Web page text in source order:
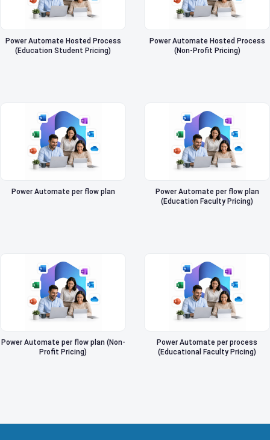
Power Automate Hosted Process
(Education Student Pricing)
Power Automate Hosted Process
(Non-Profit Pricing)
Power Automate per flow plan
Power Automate per flow plan
(Education Faculty Pricing)
Power Automate per flow plan (Non-
Profit Pricing)
Power Automate per process
(Educational Faculty Pricing)